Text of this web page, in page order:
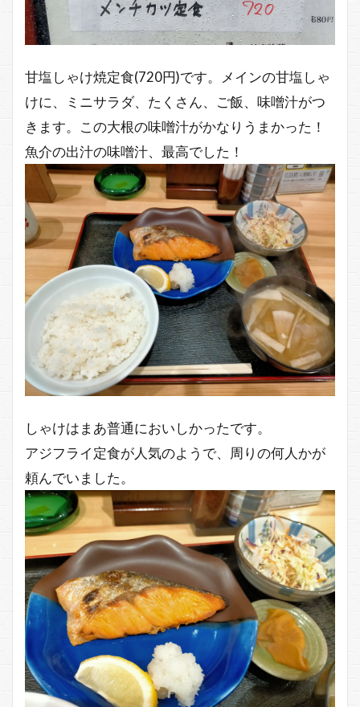
甘塩しゃけ焼定食(720円)です。メインの甘塩しゃ
けに、ミニサラダ、たくさん、ご飯、味噌汁がつ
きます。この大根の味噌汁がかなりうまかった！
魚介の出汁の味噌汁、最高でした！
しゃけはまあ普通においしかったです。
アジフライ定食が人気のようで、周りの何人かが
頼んでいました。